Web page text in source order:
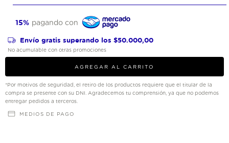
15% pagando con
Envío gratissuperando los$50.000,00
No acumulable con otras promociones
*Por motivos de seguridad, el retiro de los productos requiere que el titular de la
compra se presente con su DNI. Agradecemos tu comprensión, ya que no podemos
entregar pedidos a terceros.
MEDIOS DE PAGO